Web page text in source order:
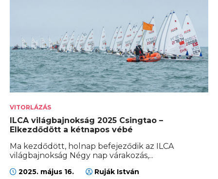
VITORLÁZÁS
ILCA világbajnokság 2025 Csingtao –
Elkezdődött a kétnapos vébé
Ma kezdődött, holnap befejeződik az ILCA
világbajnokság Négy nap várakozás,...
2025. május 16. Ruják István